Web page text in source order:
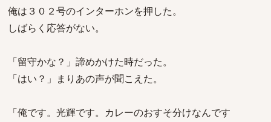
俺は３０２号のインターホンを押した。
しばらく応答がない。
「留守かな？」諦めかけた時だった。
「はい？」まりあの声が聞こえた。
「俺です。光輝です。カレーのおすそ分けなんです